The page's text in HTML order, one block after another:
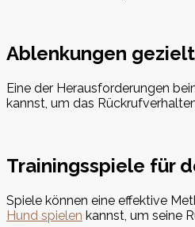
Ablenkungen
Eine der Herausforderungen
kannst, um das
Trainingsspiele für
Spiele können eine effektive
Hund spielen kannst, um seine